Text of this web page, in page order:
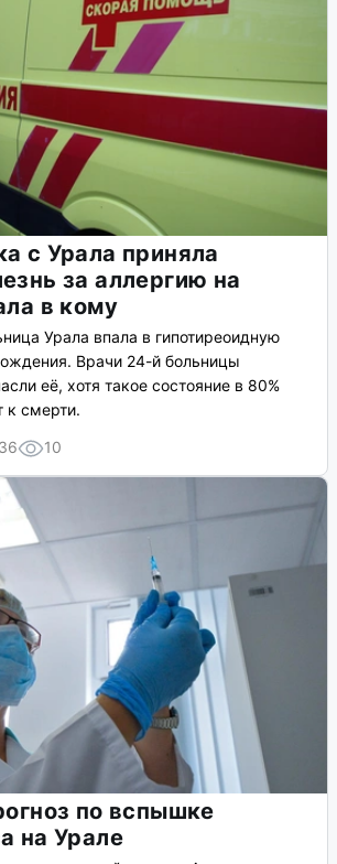
с Урала приняла
за аллергию на
в кому
Урала впала в гипотиреоидную
Врачи 24-й больницы
её, хотя такое состояние в 80%
к смерти.
10
по вспышке
на Урале